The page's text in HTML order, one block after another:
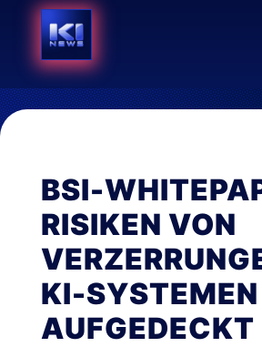
BSI-
RISIKEN VON
KI-SYSTEMEN
AUFGEDECKT